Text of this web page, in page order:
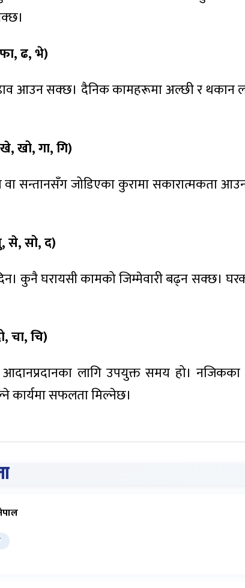
फा,ढ,भे)
आउन सक्छ। दैनिक कामहरूमा अल्छी र थकान
खे,खो,गा,गि)
वा सन्तानसँग जोडिएका कुरामा सकारात्मकता
,से,सो,द)
कुनै घरायसी कामको जिम्मेवारी बढ्न सक्छ।
,चा,चि)
आदानप्रदानका लागि उपयुक्त समय हो।
कार्यमा सफलता मिल्नेछ।